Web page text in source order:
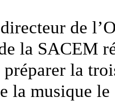
de
la SACEM
la
la musique